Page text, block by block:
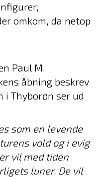
omkom, da netop
Paul M.
åbning beskrev
i Thyborøn ser ud
som en levende
vold og i evig
vil med tiden
luner. De vil